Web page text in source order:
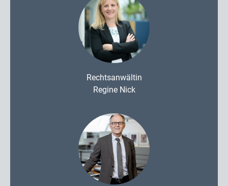
Rechtsanwältin
Regine Nick